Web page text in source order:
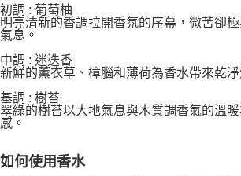
消。如遇「轉專審核」未通過狀況，表示未達大哥付
法說明評估內容。
【繳款方式說明】
醒簡訊。
2.透過簡訊連結打開帳單後，可選擇「超商條碼／台
帳／街口支付／iPASS MONEY」等通路繳費。
【注意事項】
買賣價金債權讓與本公司後，依約使用本公司帳單繳
２．便利：只要手機號碼，簡訊認證，即可結帳。
３．安心：先確認商品／服務後，再付款。
【「AFTEE先享後付」結帳流程】
１．於結帳方式選擇「AFTEE先享後付」後，將跳轉
２．訂單成立數日內，您將收到繳費通知簡訊。
３．收到繳費通知簡訊後14天內，點擊此簡訊中的
ATM／網路銀行／等多元方式進行付款，方視為交易
購買商品的店家。未經商家同意取消之訂單仍視為有
後付繳納相關費用。
運送方式
付款後全家取貨
每筆NT$70，滿NT$1,000(含以上)免運費
每筆NT$70，滿NT$1,000(含以上)免運費
每筆NT$100，滿NT$1,200(含以上)免運費
初調 : 葡萄柚
明亮清新的香調拉開香氛的序幕，微苦卻
氣息。
中調 : 迷迭香
新鮮的薰衣草、樟腦和薄荷為香水帶來乾淨
基調 : 樹苔
翠綠的樹苔以大地氣息與木質調香氣的溫
感。
如何使用香水